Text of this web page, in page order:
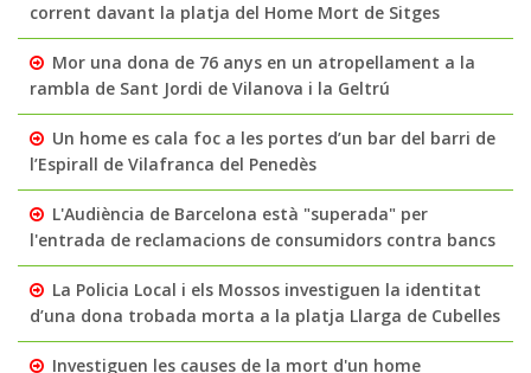
corrent davant la platja del Home Mort de Sitges
Mor una dona de 76 anys en un atropellament a la
rambla de Sant Jordi de Vilanova i la Geltrú
Un home es cala foc a les portes d’un bar del barri de
l’Espirall de Vilafranca del Penedès
L'Audiència de Barcelona està "superada" per
l'entrada de reclamacions de consumidors contra bancs
La Policia Local i els Mossos investiguen la identitat
d’una dona trobada morta a la platja Llarga de Cubelles
Investiguen les causes de la mort d'un home